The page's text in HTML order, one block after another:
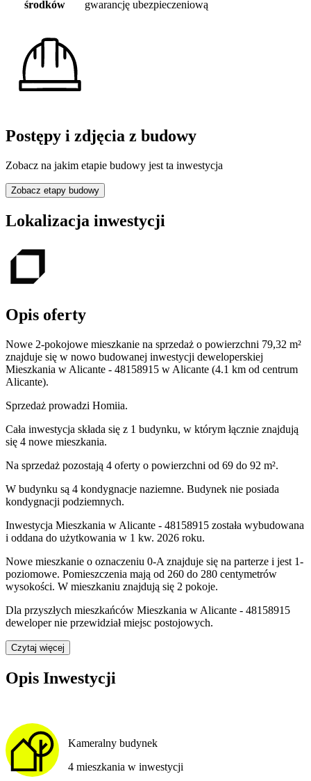
środków gwarancję ubezpieczeniową
Postępy i zdjęcia z budowy
Zobacz na jakim etapie budowy jest ta inwestycja
Zobacz etapy budowy
Lokalizacja inwestycji
Opis oferty
Nowe 2-pokojowe mieszkanie na sprzedaż o powierzchni 79,32 m²
znajduje się w nowo budowanej inwestycji deweloperskiej
Mieszkania w Alicante - 48158915 w Alicante (4.1 km od centrum
Alicante).
Sprzedaż prowadzi Homiia.
Cała inwestycja składa się z 1 budynku, w którym łącznie znajdują
się 4 nowe mieszkania.
Na sprzedaż pozostają 4 oferty o powierzchni od 69 do 92 m².
W budynku są 4 kondygnacje naziemne. Budynek nie posiada
kondygnacji podziemnych.
Inwestycja Mieszkania w Alicante - 48158915 została wybudowana
i oddana do użytkowania w 1 kw. 2026 roku.
Nowe mieszkanie o oznaczeniu 0-A znajduje się na parterze i jest 1-
poziomowe. Pomieszczenia mają od 260 do 280 centymetrów
wysokości. W mieszkaniu znajdują się 2 pokoje.
Dla przyszłych mieszkańców Mieszkania w Alicante - 48158915
deweloper nie przewidział miejsc postojowych.
Czytaj więcej
Opis Inwestycji
Kameralny budynek
4 mieszkania w inwestycji